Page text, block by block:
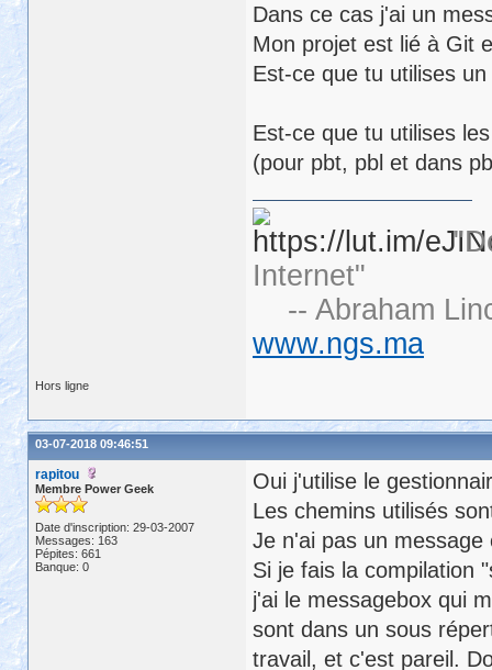
Dans ce cas j'ai un
Mon projet est lié à Git
Est-ce que tu utilises un
Est-ce que tu utilises
(pour pbt, pbl et dans
Internet"
-- Abraham
www.ngs.ma
Hors ligne
03-07-2018 09:46:51
rapitou
Membre Power Geek
Date d'inscription: 29-03-2007
Messages: 163
Pépites: 661
Banque: 0
Oui j'utilise le
Les chemins utilisés
Je n'ai pas un
Si je fais la compilation
j'ai le messagebox qui
sont dans un sous
travail, et c'est pareil.